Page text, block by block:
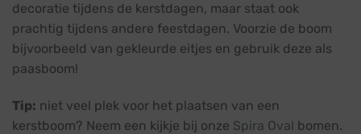
decoratie tijdens de kerstdagen, maar staat ook
prachtig tijdens andere feestdagen. Voorzie de boom
bijvoorbeeld van gekleurde eitjes en gebruik deze als
paasboom!
Tip: niet veel plek voor het plaatsen van een
kerstboom? Neem een kijkje bij onze Spira Oval bomen.